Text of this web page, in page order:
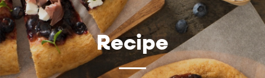
Recipe